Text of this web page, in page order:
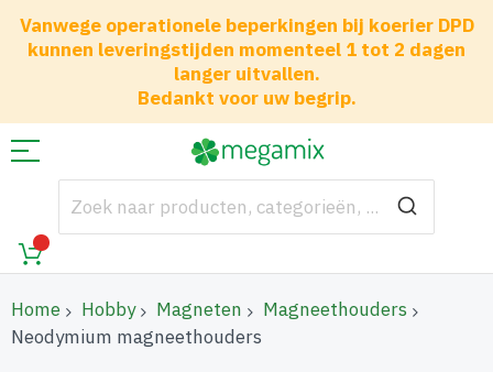
Vanwege operationele beperkingen bij koerier DPD
kunnen leveringstijden momenteel 1 tot 2 dagen
langer uitvallen.
Bedankt voor uw begrip.
Home Hobby Magneten
Magneethouders
Neodymium magneethouders